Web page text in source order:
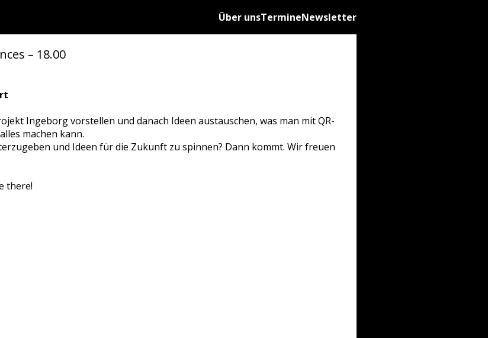
Über unsTermineNewsletter
– 18.00
Ingeborg vorstellen und danach Ideen austauschen, was man mit QR-
machen kann.
und Ideen für die Zukunft zu spinnen? Dann kommt. Wir freuen
there!